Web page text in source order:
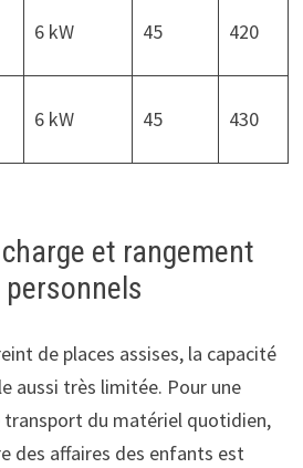
6 kW 45 420
6 kW 45 430
et rangement
de places assises, la capacité
aussi très limitée. Pour une
transport du matériel quotidien,
des affaires des enfants est